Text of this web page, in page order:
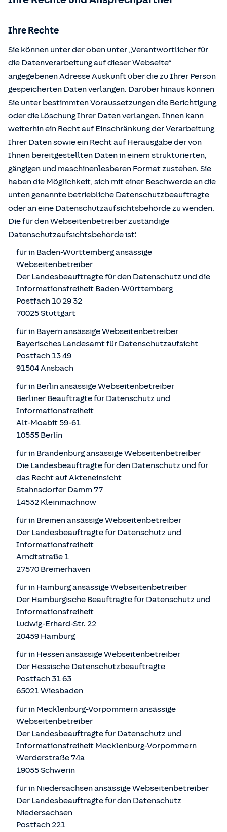
Ihre Rechte
Sie können unter der oben unter „Verantwortlicher für
die Datenverarbeitung auf dieser Webseite“
angegebenen Adresse Auskunft über die zu Ihrer Person
gespeicherten Daten verlangen. Darüber hinaus können
Sie unter bestimmten Voraussetzungen die Berichtigung
oder die Löschung Ihrer Daten verlangen. Ihnen kann
weiterhin ein Recht auf Einschränkung der Verarbeitung
Ihrer Daten sowie ein Recht auf Herausgabe der von
Ihnen bereitgestellten Daten in einem strukturierten,
gängigen und maschinenlesbaren Format zustehen. Sie
haben die Möglichkeit, sich mit einer Beschwerde an die
unten genannte betriebliche Datenschutzbeauftragte
oder an eine Datenschutzaufsichtsbehörde zu wenden.
Die für den Webseitenbetreiber zuständige
Datenschutzaufsichtsbehörde ist:
für in Baden-Württemberg ansässige
Webseitenbetreiber
Der Landesbeauftragte für den Datenschutz und die
Informationsfreiheit Baden-Württemberg
Postfach 10 29 32
70025 Stuttgart
für in Bayern ansässige Webseitenbetreiber
Bayerisches Landesamt für Datenschutzaufsicht
Postfach 13 49
91504 Ansbach
für in Berlin ansässige Webseitenbetreiber
Berliner Beauftragte für Datenschutz und
Informationsfreiheit
Alt-Moabit 59-61
10555 Berlin
für in Brandenburg ansässige Webseitenbetreiber
Die Landesbeauftragte für den Datenschutz und für
das Recht auf Akteneinsicht
Stahnsdorfer Damm 77
14532 Kleinmachnow
für in Bremen ansässige Webseitenbetreiber
Der Landesbeauftragte für Datenschutz und
Informationsfreiheit
Arndtstraße 1
27570 Bremerhaven
für in Hamburg ansässige Webseitenbetreiber
Der Hamburgische Beauftragte für Datenschutz und
Informationsfreiheit
Ludwig-Erhard-Str. 22
20459 Hamburg
für in Hessen ansässige Webseitenbetreiber
Der Hessische Datenschutzbeauftragte
Postfach 31 63
65021 Wiesbaden
für in Mecklenburg-Vorpommern ansässige
Webseitenbetreiber
Der Landesbeauftragte für Datenschutz und
Informationsfreiheit Mecklenburg-Vorpommern
Werderstraße 74a
19055 Schwerin
für in Niedersachsen ansässige Webseitenbetreiber
Der Landesbeauftragte für den Datenschutz
Niedersachsen
Postfach 221